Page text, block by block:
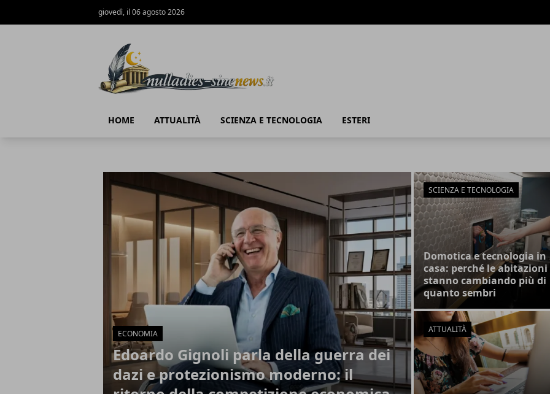
giovedì, il 06 agosto 2026
HOME ATTUALITÀ SCIENZA E TECNOLOGIA ESTERI
Articoli in Evidenza
ECONOMIA
Edoardo Gignoli parla della guerra dei
dazi e protezionismo moderno: il
SCIENZA E TECNOLOGIA
Domotica e tecnologia in
casa: perché le abitazioni
stanno cambiando più di
quanto sembri
ATTUALITÀ